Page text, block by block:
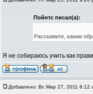
Пойнтс писал(а):
Расскажите, каким
Я не собираюсь учить как
Добавлено: Вс Мар 27, 2011 6:12